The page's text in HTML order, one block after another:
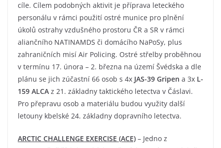
cíle. Cílem podobných aktivit je příprava leteckého
personálu v rámci použití ostré munice pro plnění
úkolů ostrahy vzdušného prostoru ČR a SR v rámci
aliančního NATINAMDS či domácího NaPoSy, plus
zahraničních misí Air Policing. Ostré střelby proběhnou
v termínu 17. února – 2. března na území Švédska a dle
plánu se jich zúčastní 66 osob s 4x JAS-39 Gripen a 3x L-
159 ALCA z 21. základny taktického letectva v Čáslavi.
Pro přepravu osob a materiálu budou využity další
letouny kbelské 24. základny dopravního letectva.
ARCTIC CHALLENGE EXERCISE (ACE) – Jedno z